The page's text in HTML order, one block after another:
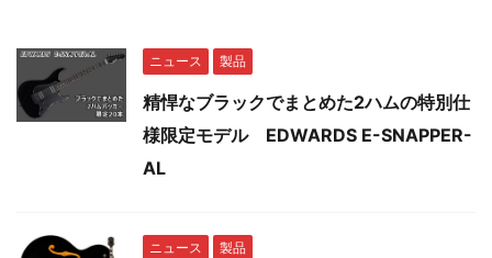
ニュース 製品
精悍なブラックでまとめた2ハムの特別仕
様限定モデル EDWARDS E-SNAPPER-
AL
ニュース 製品